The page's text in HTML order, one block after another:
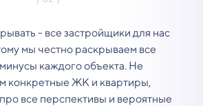
- все застройщики для нас
мы честно раскрываем все
каждого объекта. Не
конкретные ЖК и квартиры,
все перспективы и вероятные